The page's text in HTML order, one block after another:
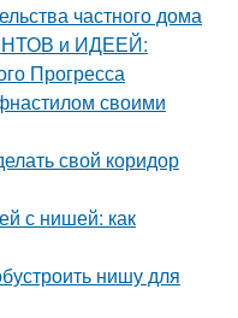
частного дома
и ИДЕЕЙ:
Прогресса
своими
свой коридор
с нишей: как
нишу для